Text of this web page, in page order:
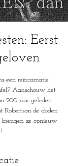
Eerst
een reïncarnatie
Aanschouw het
200 jaar geleden
Robertson de doden
ze opnieuw